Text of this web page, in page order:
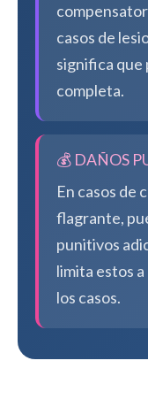
casos de
significa que
completa.
💰 DAÑOS
En casos de
flagrante,
punitivos
limita estos
los casos.